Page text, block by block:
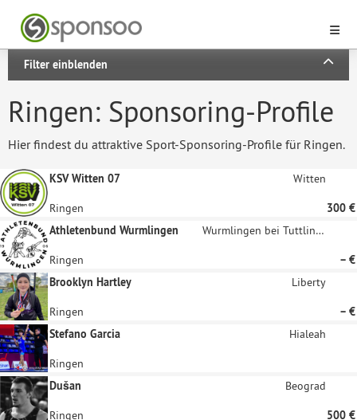
Filter einblenden
Ringen: Sponsoring-Profile
Hier findest du attraktive Sport-Sponsoring-Profile für Ringen.
KSV Witten 07 Witten
Ringen
300 €
Athletenbund Wurmlingen
Wurmlingen bei Tuttlingen
Ringen
– €
Brooklyn Hartley
Liberty
Ringen
– €
Stefano Garcia
Hialeah
Ringen
Dušan
Beograd
Ringen
500 €